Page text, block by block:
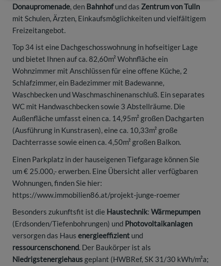
Donaupromenade, den Bahnhofund das Zentrum von Tulln
mit Schulen, Ärzten, Einkaufsmöglichkeiten und vielfältigem
Freizeitangebot.
Top 34 ist eine Dachgeschosswohnung in hofseitiger Lage
und bietet Ihnen auf ca. 82,60m² Wohnfläche ein
Wohnzimmer mit Anschlüssen für eine offene Küche, 2
Schlafzimmer, ein Badezimmer mit Badewanne,
Waschbecken und Waschmaschinenanschluß. Ein separates
WC mit Handwaschbecken sowie 3 Abstellräume. Die
Außenfläche umfasst einen ca. 14,95m² großen Dachgarten
(Ausführung in Kunstrasen), eine ca. 10,33m² große
Dachterrasse sowie einen ca. 4,50m² großen Balkon.
Einen Parkplatz in der hauseigenen Tiefgarage können Sie
um € 25.000,- erwerben. Eine Übersicht aller verfügbaren
Wohnungen, finden Sie hier:
https://www.immobilien86.at/projekt-junge-roemer
Besonders zukunftsfit ist die Haustechnik: Wärmepumpen
(Erdsonden/Tiefenbohrungen) und Photovoltaikanlagen
versorgen das Haus energieeffizient und
ressourcenschonend. Der Baukörper ist als
Niedrigstenergiehaus geplant (HWBRef, SK 31/30 kWh/m²a;